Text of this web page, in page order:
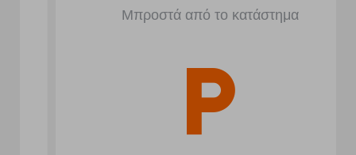
Μπροστά από το κατάστημα